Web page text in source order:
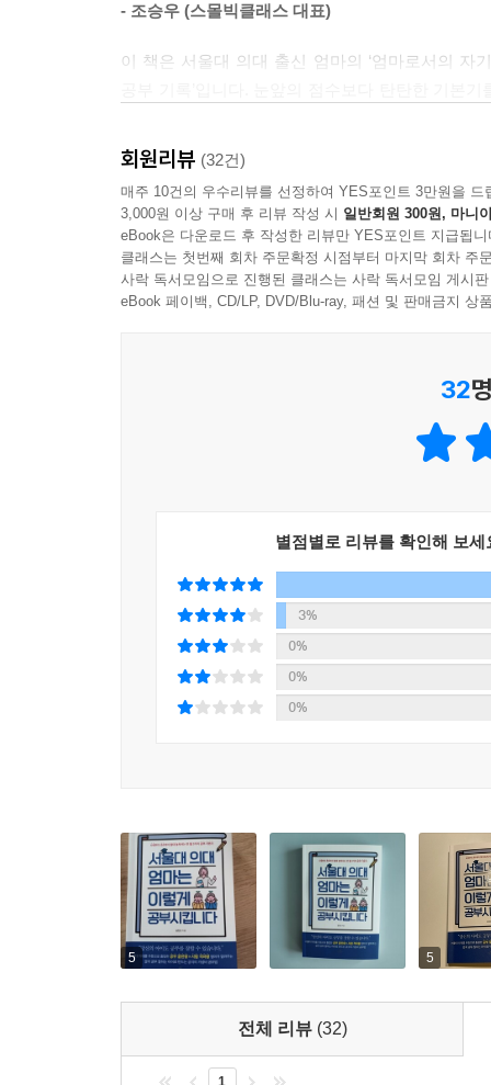
타고났을 텐데 무슨 걱정이냐고 했지만, 실상은
· 방법 ① | 부모가 먼저 책상에 앉거나 도서관으로
→ 아이를 공부시키기 위해 이사 갈 필요가 없다.
아이도 곁에서 따르기 마련이다.
· 방법 ② | 공부의 좋은 점을 은근슬쩍 보여준다
→ 아이도 당연히 공부해야 한다는 사실을 잘
· 방법 ④ | 아이가 공부를 거부하면 일단 물러난다
→ 부모가 착각하지 말아야 할 것이 공부는 아이
씨름하면 아이의 공부 정서만 망가진다.
[학습 지침 ②]
“서울대 의대 엄마는 눈앞의 결과에 집착하기보다
결국 공부 잘하는 아이로 만드는 공부 전략의 기초
고득점을 올리기 위한 기반 쌓기가 되어야 한
이야기하며, 3가지 전략을 제안한다.
· 전략 ① | 일찍부터 공부시키지 않는다
→ 구구단을 5세, 7세, 9세 등 언제 배우든 가장
순간에 공부해야 가장 효과가 좋다.
· 전략 ② | 공부 습관에 집착하지 않는다
- 조승우 (스몰빅클래스 대표)
이 책은 서울대 의대 출신 엄마의 ‘엄마로서의 자
- 주단 (수학 교육 전문가, 교집합 수학연구소 소장)
회원리뷰 (32건)
매주 10건의 우수리뷰를 선정하여 YES포인트 3만원을 드
3,000원 이상 구매 후 리뷰 작성 시 일반회원 300원, 마니
eBook은 다운로드 후 작성한 리뷰만 YES포인트 지급됩니
클래스는 첫번째 회차 주문확정 시점부터 마지막 회차 주
사락 독서모임으로 진행된 클래스는 사락 독서모임 게시
eBook 페이백, CD/LP, DVD/Blu-ray, 패션 및 판매금지 상
32
별점별로 리뷰를 확인해 보세
3%
0%
0%
0%
5 5
전체 리뷰 (32)